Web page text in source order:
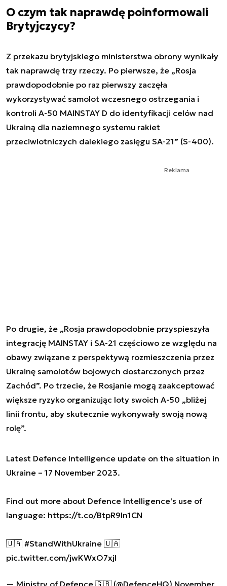
O czym tak naprawdę poinformowali
Brytyjczycy?
Z przekazu brytyjskiego ministerstwa obrony wynikały
tak naprawdę trzy rzeczy. Po pierwsze, że „Rosja
prawdopodobnie po raz pierwszy zaczęła
wykorzystywać samolot wczesnego ostrzegania i
kontroli A-50 MAINSTAY D do identyfikacji celów nad
Ukrainą dla naziemnego systemu rakiet
przeciwlotniczych dalekiego zasięgu SA-21” (S-400).
Reklama
Po drugie, że „Rosja prawdopodobnie przyspieszyła
integrację MAINSTAY i SA-21 częściowo ze względu na
obawy związane z perspektywą rozmieszczenia przez
Ukrainę samolotów bojowych dostarczonych przez
Zachód”. Po trzecie, że Rosjanie mogą zaakceptować
większe ryzyko organizując loty swoich A-50 „bliżej
linii frontu, aby skutecznie wykonywały swoją nową
rolę”.
Latest Defence Intelligence update on the situation in
Ukraine – 17 November 2023.
Find out more about Defence Intelligence's use of
language: https://t.co/BtpR9In1CN
🇺🇦 #StandWithUkraine 🇺🇦
pic.twitter.com/jwKWxO7xjl